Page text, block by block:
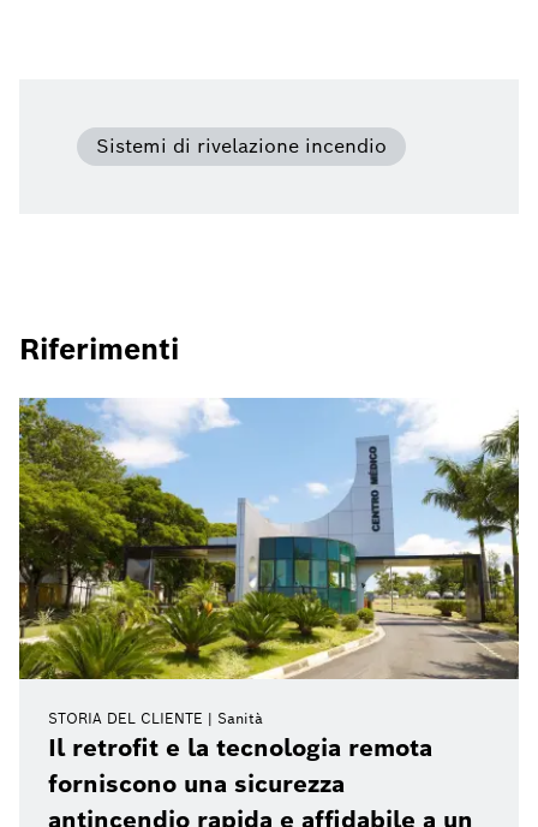
Sistemi di rivelazione incendio
Riferimenti
STORIA DEL CLIENTE Sanità
Il retrofit e la tecnologia remota
forniscono una sicurezza
antincendio rapida e affidabile a un